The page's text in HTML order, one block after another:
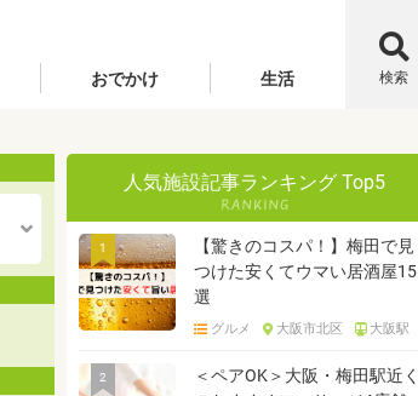
おでかけ 生活 検索
人気施設記事ランキング Top5
1
【驚きのコスパ！】梅田で見
つけた安くてウマい居酒屋15
選
グルメ 大阪市北区 大阪駅
2
＜ペアOK＞大阪・梅田駅近く